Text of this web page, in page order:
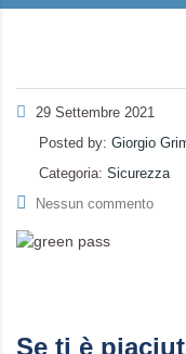
29 Settembre 2021
Posted by: Giorgio
Categoria: Sicurezza
Nessun commento
Se ti è